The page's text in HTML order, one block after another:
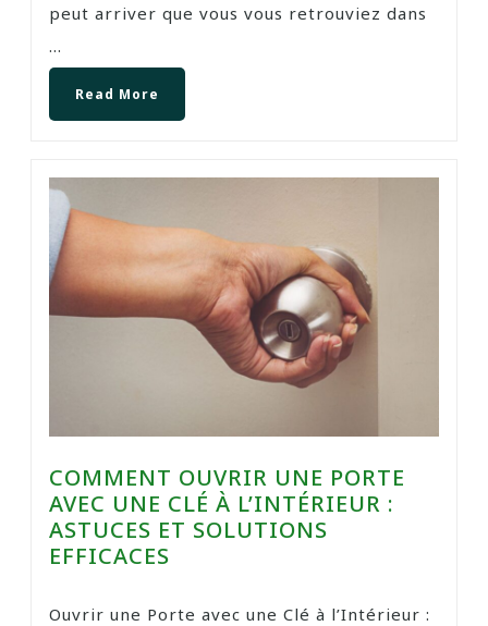
peut arriver que vous vous retrouviez dans
...
Read More
COMMENT OUVRIR UNE PORTE
AVEC UNE CLÉ À L’INTÉRIEUR :
ASTUCES ET SOLUTIONS
EFFICACES
Ouvrir une Porte avec une Clé à l’Intérieur :